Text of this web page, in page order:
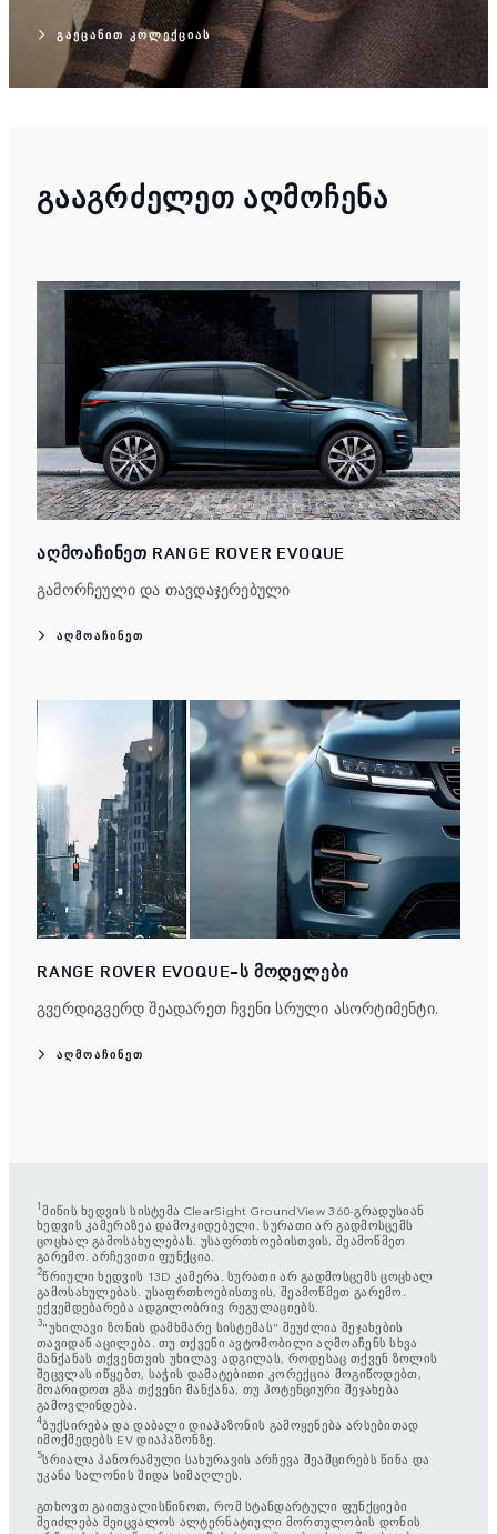
ᲒᲐᲔᲪᲐᲜᲘᲗ ᲙᲝᲚᲔᲥᲪᲘᲐᲡ
ᲒᲐᲐᲒᲠᲫᲔᲚᲔᲗ ᲐᲦᲛᲝᲩᲔᲜᲐ
ᲐᲦᲛᲝᲐᲩᲘᲜᲔᲗ RANGE ROVER EVOQUE
გამორჩეული და თავდაჯერებული
ᲐᲦᲛᲝᲐᲩᲘᲜᲔᲗ
RANGE ROVER EVOQUE-Ს ᲛᲝᲓᲔᲚᲔᲑᲘ
გვერდიგვერდ შეადარეთ ჩვენი სრული ასორტიმენტი.
ᲐᲦᲛᲝᲐᲩᲘᲜᲔᲗ
1მიწის ხედვის სისტემა ClearSight GroundView 360-გრადუსიან
ხედვის კამერაზეა დამოკიდებული. სურათი არ გადმოსცემს
ცოცხალ გამოსახულებას. უსაფრთხოებისთვის, შეამოწმეთ
გარემო. არჩევითი ფუნქცია.
2წრიული ხედვის 13D კამერა. სურათი არ გადმოსცემს ცოცხალ
გამოსახულებას. უსაფრთხოებისთვის, შეამოწმეთ გარემო.
ექვემდებარება ადგილობრივ რეგულაციებს.
3"უხილავი ზონის დამხმარე სისტემას" შეუძლია შეჯახების
თავიდან აცილება. თუ თქვენი ავტომობილი აღმოაჩენს სხვა
მანქანას თქვენთვის უხილავ ადგილას, როდესაც თქვენ ზოლის
შეცვლას იწყებთ, საჭის დამატებითი კორექცია მოგიწოდებთ,
მოარიდოთ გზა თქვენი მანქანა, თუ პოტენციური შეჯახება
გამოვლინდება.
4ბუქსირება და დაბალი დიაპაზონის გამოყენება არსებითად
იმოქმედებს EV დიაპაზონზე.
5სრიალა პანორამული სახურავის არჩევა შეამცირებს წინა და
უკანა სალონის შიდა სიმაღლეს.
გთხოვთ გაითვალისწინოთ, რომ სტანდარტული ფუნქციები
შეიძლება შეიცვალოს ალტერნატიული მორთულობის დონის